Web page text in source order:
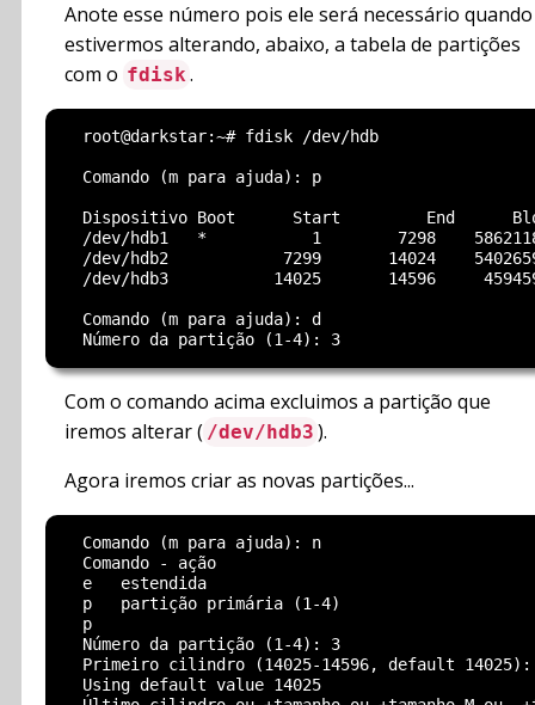
Anote esse número pois ele será necessário quando
estivermos alterando, abaixo, a tabela de partições
com o fdisk .
  root@darkstar:~# fdisk /dev/hdb
  Comando (m para ajuda): p
Dispositivo Boot      Start         End
/dev/hdb1   *           1        7298
/dev/hdb2            7299       14024
/dev/hdb3           14025       14596
  Comando (m para ajuda): d
Com o comando acima excluimos a partição que
iremos alterar ( /dev/hdb3 ).
Agora iremos criar as novas partições...
  Comando (m para ajuda): n
  Comando - ação
  e   estendida
  p   partição primária (1-4)
  p
  Número da partição (1-4): 3
  Primeiro cilindro (14025-14596, default 14025):
  Using default value 14025